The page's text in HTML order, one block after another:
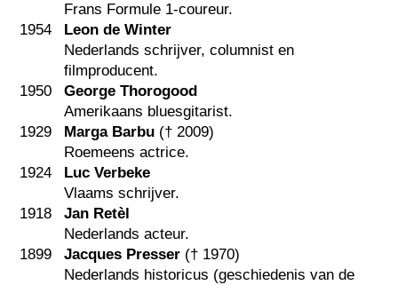
Frans Formule 1-coureur.
1954
Leon de Winter
Nederlands schrijver, columnist en
filmproducent.
1950
George Thorogood
Amerikaans bluesgitarist.
1929
Marga Barbu (†2009)
Roemeens actrice.
1924
Luc Verbeke
Vlaams schrijver.
1918
Jan Retèl
Nederlands acteur.
1899
Jacques Presser († 1970)
Nederlands historicus (geschiedenis van de